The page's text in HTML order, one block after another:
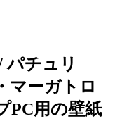
パチュリ
マーガトロ
PC用の壁紙